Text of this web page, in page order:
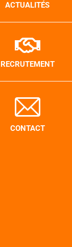
ACTUALITÉS
RECRUTEMENT
CONTACT